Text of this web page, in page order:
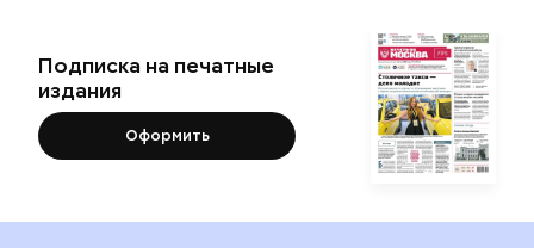
Подписка на печатные
издания
Оформить